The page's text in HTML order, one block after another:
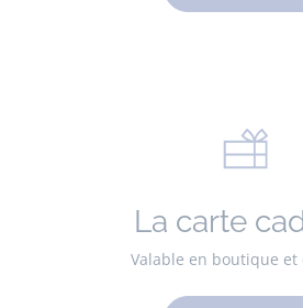
La carte
Valable en boutique et